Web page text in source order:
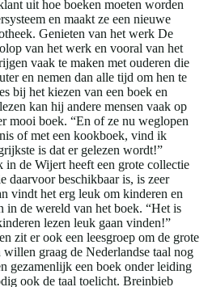
uit hoe boeken moeten worden
en maakt ze een nieuwe
Genieten van het werk De
van het werk en vooral van het
vaak te maken met ouderen die
en nemen dan alle tijd om hen te
bij het kiezen van een boek en
kan hij andere mensen vaak op
mooi boek. “En of ze nu weglopen
of met een kookboek, vind ik
is dat er gelezen wordt!”
de Wijert heeft een grote collectie
daarvoor beschikbaar is, is zeer
vindt het erg leuk om kinderen en
in de wereld van het boek. “Het is
lezen leuk gaan vinden!”
zit er ook een leesgroep om de grote
graag de Nederlandse taal nog
gezamenlijk een boek onder leiding
ook de taal toelicht. Breinbieb